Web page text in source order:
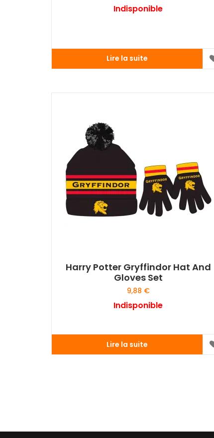
Indisponible
Lire la suite
Harry Potter Gryffindor Hat And
Gloves Set
9,88 €
Indisponible
Lire la suite